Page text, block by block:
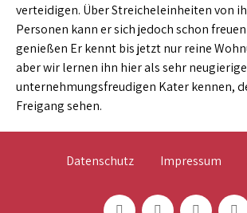
verteidigen. Über Streicheleinheiten von
Personen kann er sich jedoch schon
genießen Er kennt bis jetzt nur reine
aber wir lernen ihn hier als sehr
unternehmungsfreudigen Kater kennen,
Freigang sehen.
Datenschutz Impressum